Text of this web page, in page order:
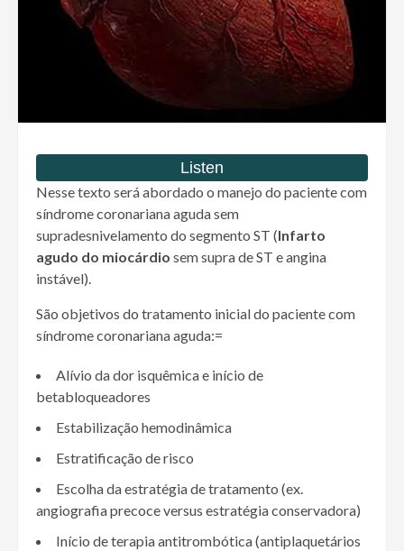
Nesse texto será abordado o manejo do paciente com
síndrome coronariana aguda sem
supradesnivelamento do segmento ST (Infarto
agudo do miocárdio sem supra de ST e angina
instável).
São objetivos do tratamento inicial do paciente com
síndrome coronariana aguda:=
Alívio da dor isquêmica e início de
betabloqueadores
Estabilização hemodinâmica
Estratificação de risco
Escolha da estratégia de tratamento (ex.
angiografia precoce versus estratégia conservadora)
Início de terapia antitrombótica (antiplaquetários